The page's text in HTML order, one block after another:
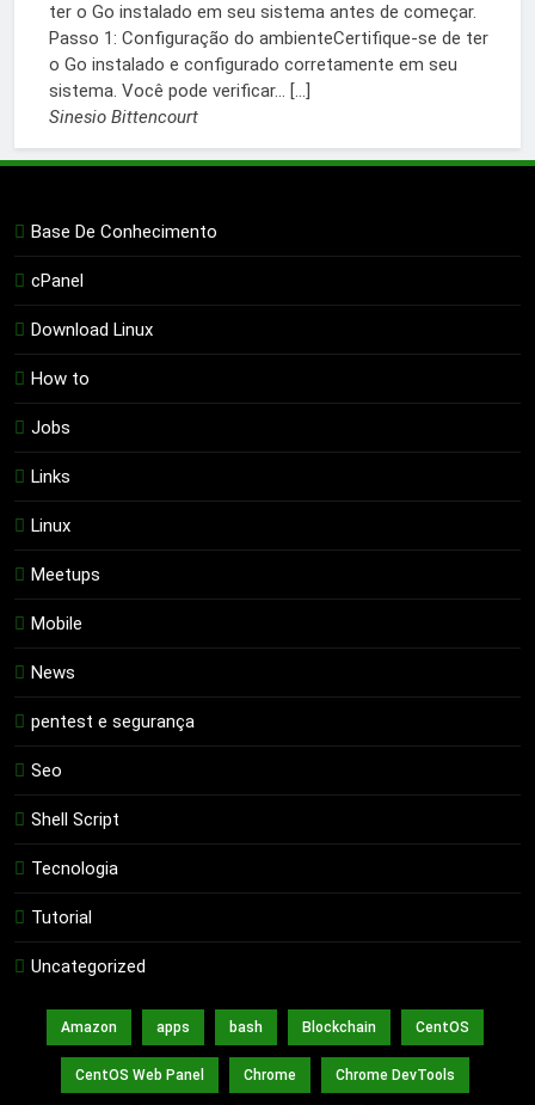
ter o Go instalado em seu sistema antes de começar.
Passo 1: Configuração do ambienteCertifique-se de ter
o Go instalado e configurado corretamente em seu
sistema. Você pode verificar... […]
Sinesio Bittencourt
Base De Conhecimento
cPanel
Download Linux
How to
Jobs
Links
Linux
Meetups
Mobile
News
pentest e segurança
Seo
Shell Script
Tecnologia
Tutorial
Uncategorized
Amazon apps bash Blockchain CentOS
CentOS Web Panel Chrome Chrome DevTools